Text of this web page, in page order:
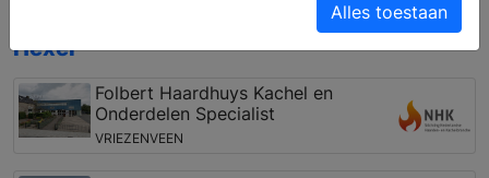
Open haarden winkel in de regio Hoge
Hexel
Folbert Haardhuys Kachel en
Onderdelen Specialist
VRIEZENVEEN
Alles toestaan